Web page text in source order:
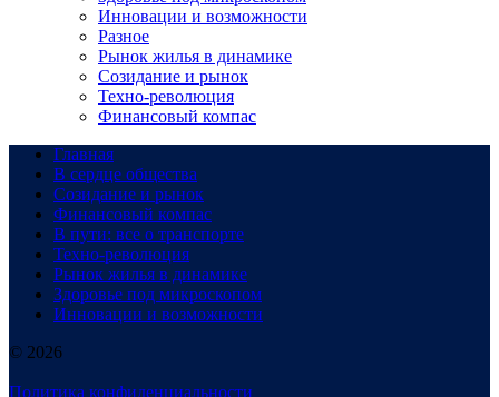
Инновации и возможности
Разное
Рынок жилья в динамике
Созидание и рынок
Техно-революция
Финансовый компас
Главная
В сердце общества
Созидание и рынок
Финансовый компас
В пути: все о транспорте
Техно-революция
Рынок жилья в динамике
Здоровье под микроскопом
Инновации и возможности
© 2026
Политика конфиденциальности